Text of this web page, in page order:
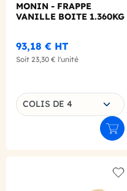
MONIN - FRAPPE
VANILLE BOITE 1.360KG
93,18 € HT
Soit 23,30 € l'unité
Choisissez une
COLIS DE 4